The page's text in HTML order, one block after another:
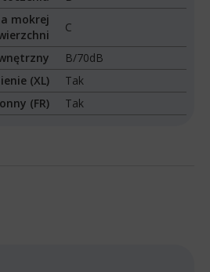
mokrej
C
B/70dB
(XL)
Tak
(FR)
Tak